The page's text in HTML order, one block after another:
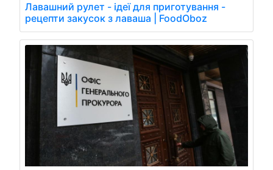
Лавашний рулет - ідеї для приготування -
рецепти закусок з лаваша | FoodOboz